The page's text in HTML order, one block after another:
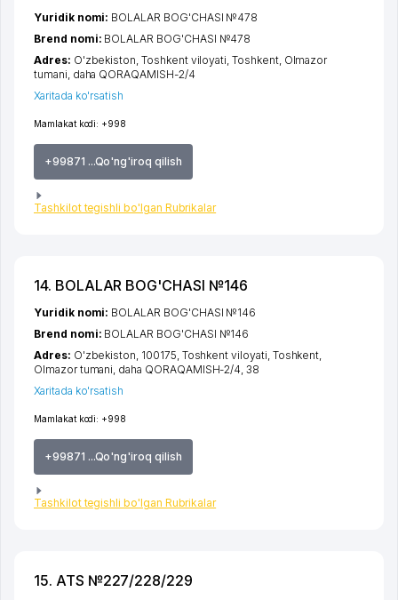
Mamlakat kodi: +998
+99871 ...Qo'ng'iroq qilish
Tashkilot tegishli bo'lgan Rubrikalar
Yuridik nomi: BOLALAR BOG'CHASI №478
Brend nomi: BOLALAR BOG'CHASI №478
Adres: O'zbekiston,Toshkent viloyati ,Toshkent, Olmazor
tumani daha QORAQAMISH-2/4
Xaritada ko'rsatish
14. BOLALAR BOG'CHASI №146
Mamlakat kodi: +998
+99871 ...Qo'ng'iroq qilish
Tashkilot tegishli bo'lgan Rubrikalar
Yuridik nomi: BOLALAR BOG'CHASI №146
Brend nomi: BOLALAR BOG'CHASI №146
Adres: O'zbekiston, 100175, Toshkent viloyati Toshkent
Olmazor tumani daha QORAQAMISH-2/4 , 38
Xaritada ko'rsatish
15. ATS №227/228/229